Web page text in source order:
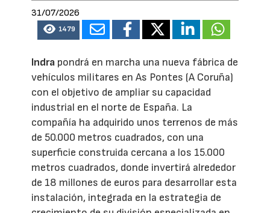
31/07/2026
1479
Indra pondrá en marcha una nueva fábrica de
vehículos militares en As Pontes (A Coruña)
con el objetivo de ampliar su capacidad
industrial en el norte de España. La
compañía ha adquirido unos terrenos de más
de 50.000 metros cuadrados, con una
superficie construida cercana a los 15.000
metros cuadrados, donde invertirá alrededor
de 18 millones de euros para desarrollar esta
instalación, integrada en la estrategia de